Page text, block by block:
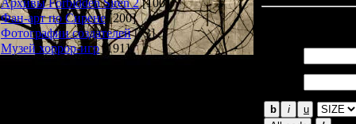
Архивы Forbidden Siren 2 [100]
Фан-арт по Сирене [200]
Фотографии создателей [73]
Музей хоррор-игр
[191]